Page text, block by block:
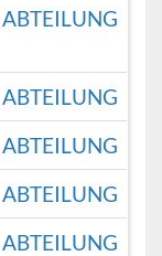
ABTEILUNG
ABTEILUNG
ABTEILUNG
ABTEILUNG
ABTEILUNG